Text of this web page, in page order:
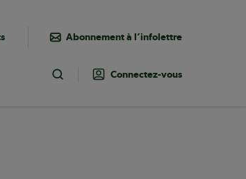
Abonnement à l’infolettre
Toggle Search
Connectez-vous